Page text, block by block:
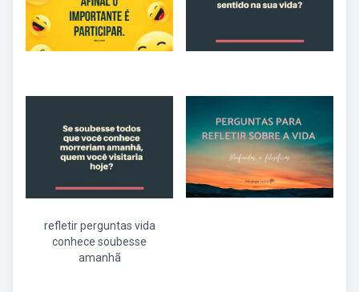
refletir perguntas vida
conhece soubesse
amanhã